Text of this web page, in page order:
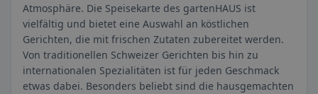
Atmosphäre. Die Speisekarte des gartenHAUS ist
vielfältig und bietet eine Auswahl an köstlichen
Gerichten, die mit frischen Zutaten zubereitet werden.
Von traditionellen Schweizer Gerichten bis hin zu
internationalen Spezialitäten ist für jeden Geschmack
etwas dabei. Besonders beliebt sind die hausgemachten